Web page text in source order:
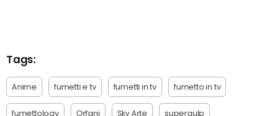
Tags:
Anime fumetti e tv fumetti in tv fumetto in tv
fumettology Orfani Sky Arte supergulp